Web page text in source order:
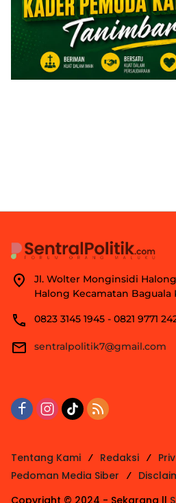
Jl. Wolter Monginsidi
Halong Kecamatan Baguala
0823 3145 1945 - 0821 9771
sentralpolitik7@gmail.com
Tentang Kami Redaksi
Pedoman Media Siber